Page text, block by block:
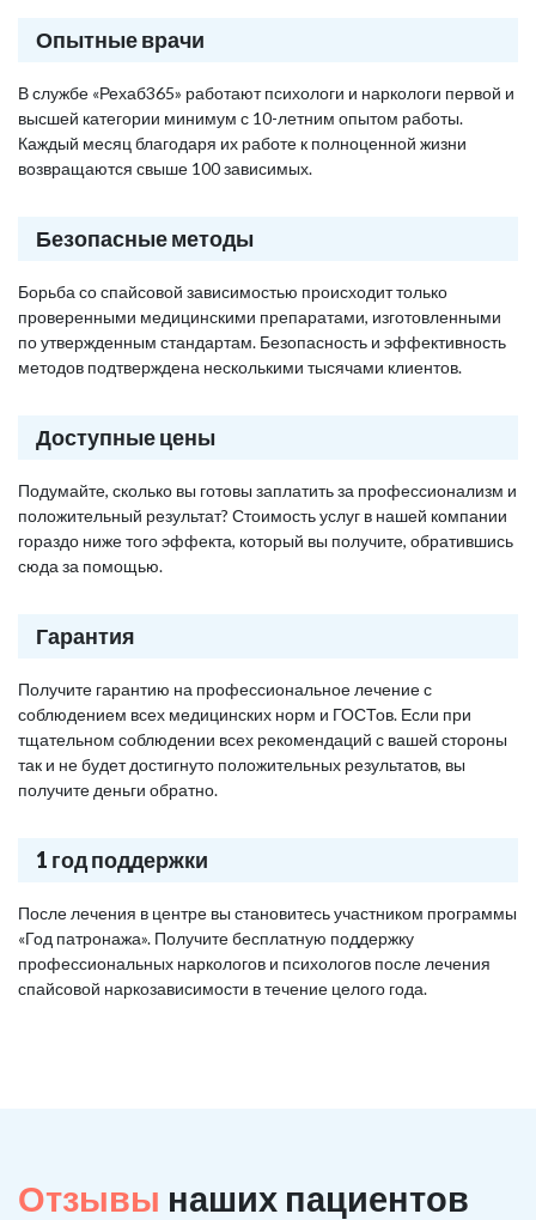
Опытные врачи
В службе «Рехаб365» работают психологи и наркологи первой и
высшей категории минимум с 10-летним опытом работы.
Каждый месяц благодаря их работе к полноценной жизни
возвращаются свыше 100 зависимых.
Безопасные методы
Борьба со спайсовой зависимостью происходит только
проверенными медицинскими препаратами, изготовленными
по утвержденным стандартам. Безопасность и эффективность
методов подтверждена несколькими тысячами клиентов.
Доступные цены
Подумайте, сколько вы готовы заплатить за профессионализм и
положительный результат? Стоимость услуг в нашей компании
гораздо ниже того эффекта, который вы получите, обратившись
сюда за помощью.
Гарантия
Получите гарантию на профессиональное лечение с
соблюдением всех медицинских норм и ГОСТов. Если при
тщательном соблюдении всех рекомендаций с вашей стороны
так и не будет достигнуто положительных результатов, вы
получите деньги обратно.
1 год поддержки
После лечения в центре вы становитесь участником программы
«Год патронажа». Получите бесплатную поддержку
профессиональных наркологов и психологов после лечения
спайсовой наркозависимости в течение целого года.
Отзывы наших пациентов